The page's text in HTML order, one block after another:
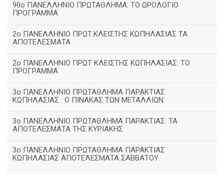
90ο ΠΑΝΕΛΛΗΝΙΟ ΠΡΩΤΑΘΛΗΜΑ: ΤΟ ΩΡΟΛΟΓΙΟ
ΠΡΟΓΡΑΜΜΑ
2ο ΠΑΝΕΛΛΗΝΙΟ ΠΡΩΤ.ΚΛΕΙΣΤΗΣ ΚΩΠΗΛΑΣΙΑΣ ΤΑ
ΑΠΟΤΕΛΕΣΜΑΤΑ
2ο ΠΑΝΕΛΛΗΝΙΟ ΠΡΩΤ ΚΛΕΙΣΤΗΣ ΚΩΠΗΛΑΣΙΑΣ: ΤΟ
ΠΡΟΓΡΑΜΜΑ
3ο ΠΑΝΕΛΛΗΝΙΟ ΠΡΩΤΑΘΛΗΜΑ ΠΑΡΑΚΤΙΑΣ
ΚΩΠΗΛΑΣΙΑΣ : Ο ΠΙΝΑΚΑΣ ΤΩΝ ΜΕΤΑΛΛΙΩΝ
3o ΠΑΝΕΛΛΗΝΙΟ ΠΡΩΤΑΘΛΗΜΑ ΠΑΡΑΚΤΙΑΣ: ΤΑ
ΑΠΟΤΕΛΕΣΜΑΤΑ ΤΗΣ ΚΥΡΙΑΚΗΣ
3ο ΠΑΝΕΛΛΗΝΙΟ ΠΡΩΤΑΘΛΗΜΑ ΠΑΡΑΚΤΙΑΣ
ΚΩΠΗΛΑΣΙΑΣ ΑΠΟΤΕΛΕΣΜΑΤΑ ΣΑΒΒΑΤΟΥ